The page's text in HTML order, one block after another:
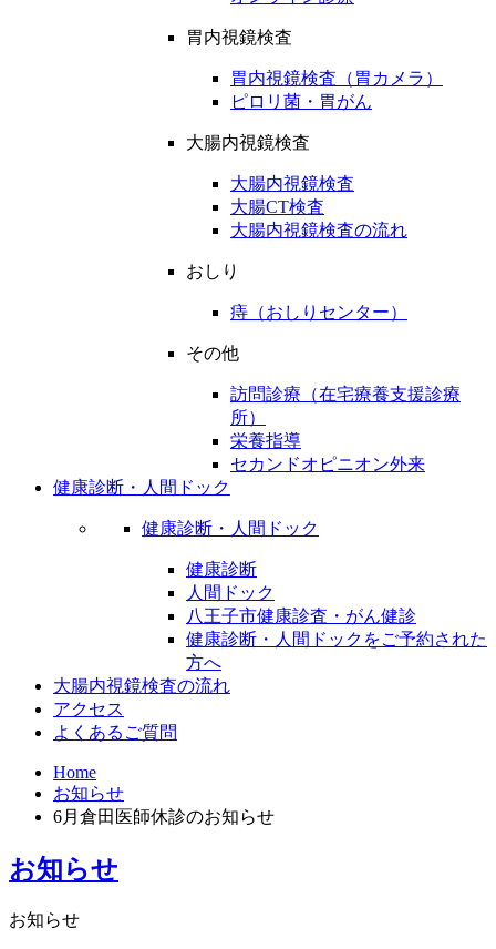
胃内視鏡検査
胃内視鏡検査（胃カメラ）
ピロリ菌・胃がん
大腸内視鏡検査
大腸内視鏡検査
大腸CT検査
大腸内視鏡検査の流れ
おしり
痔（おしりセンター）
その他
訪問診療（在宅療養支援診療
所）
栄養指導
セカンドオピニオン外来
健康診断・人間ドック
健康診断・人間ドック
健康診断
人間ドック
八王子市健康診査・がん健診
健康診断・人間ドックをご予約された
方へ
大腸内視鏡検査の流れ
アクセス
よくあるご質問
Home
お知らせ
6月倉田医師休診のお知らせ
お知らせ
お知らせ